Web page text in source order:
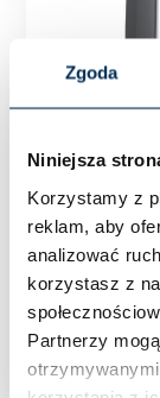
Zgoda
Niniejsza
Korzystamy z
reklam, aby
analizować
korzystasz z
Partnerzy
Falownik